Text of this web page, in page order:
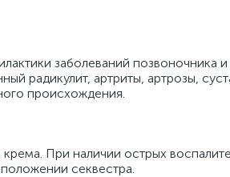
заболеваний позвоночника и
радикулит, артриты, артрозы,
происхождения.
При наличии острых
секвестра.